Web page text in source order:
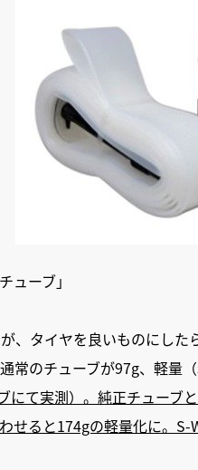
ューブ」
、タイヤを良いものにした
常のチューブが97g、軽量
にて実測）。純正チューブ
せると174gの軽量化に。